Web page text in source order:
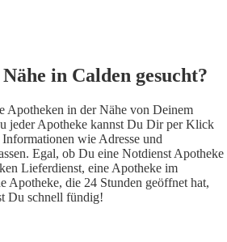
in Calden gesucht?
Apotheken in der Nähe von Deinem
jeder Apotheke kannst Du Dir per Klick
wie Adresse und
Egal, ob Du eine Notdienst Apotheke
Lieferdienst, eine Apotheke im
Apotheke, die 24 Stunden geöffnet hat,
Du schnell fündig!